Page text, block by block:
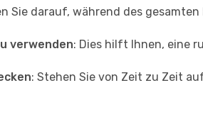
Sie darauf, während des
verwenden: Dies hilft Ihnen, eine
: Stehen Sie von Zeit zu Zeit